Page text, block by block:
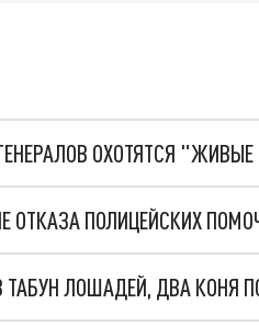
ОХОТЯТСЯ
ОТКАЗА ПОЛИЦЕЙСКИХ
ЛОШАДЕЙ, ДВА КОНЯ